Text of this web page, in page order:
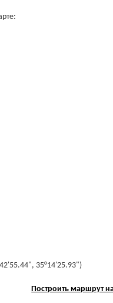
35°14'25.93")
Построить маршрут